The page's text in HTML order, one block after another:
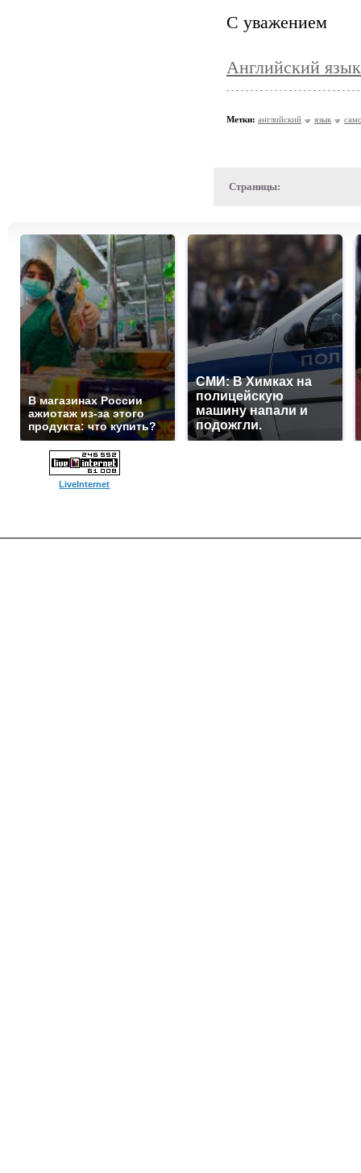
С уважением
Английский язык
Метки: английский язык
Страницы:
В магазинах России
ажиотаж из-за этого
продукта: что купить?
СМИ: В Химках на
полицейскую
машину напали и
подожгли.
LiveInternet